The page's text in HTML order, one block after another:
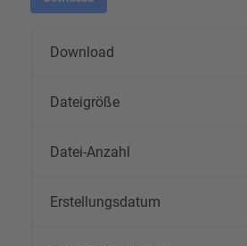
Download
Dateigröße
Datei-Anzahl
Erstellungsdatum